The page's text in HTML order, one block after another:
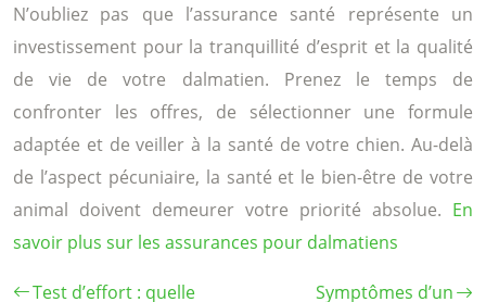
N’oubliez pas que l’assurance santé représente un
investissement pour la tranquillité d’esprit et la qualité
de vie de votre dalmatien. Prenez le temps de
confronter les offres, de sélectionner une formule
adaptée et de veiller à la santé de votre chien. Au-delà
de l’aspect pécuniaire, la santé et le bien-être de votre
animal doivent demeurer votre priorité absolue. En
savoir plus sur les assurances pour dalmatiens
Test d’effort : quelle
Symptômes d’un